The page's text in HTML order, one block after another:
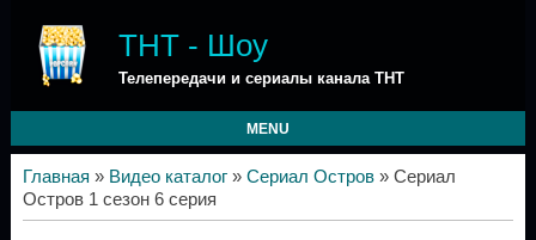
ТНТ - Шоу
Телепередачи и сериалы канала ТНТ
MENU
Главная » Видео каталог» Сериал Остров» Сериал
Остров 1 сезон 6 серия